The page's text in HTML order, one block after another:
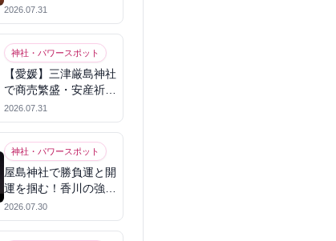
パワースポット
2026.07.31
神社・パワースポット
【愛媛】三津厳島神社
で商売繁盛・安産祈
願！宗像三女神のパワ
ーを授かる
2026.07.31
神社・パワースポット
屋島神社で勝負運と開
運を掴む！香川の強力
パワースポット
2026.07.30